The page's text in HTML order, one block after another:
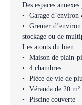
Des espaces
Garage d’environ
Grenier
stockage ou de
Les atouts du bien :
Maison de plain-
4 chambres
Pièce de vie de
Véranda de 20 m²
Piscine couverte